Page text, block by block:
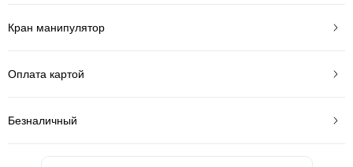
Кран манипулятор
Оплата картой
Безналичный